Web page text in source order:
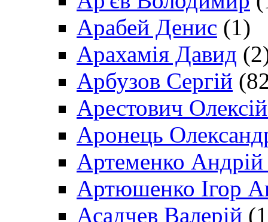
Арабей Денис (1)
Арахамія Давид
Арбузов Сергій
Арестович
Аронець
Артеменко Андрій
Артюшенко Ігор
Асадчев Валерій